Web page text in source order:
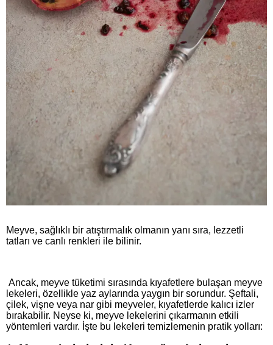
Meyve, sağlıklı bir atıştırmalık olmanın yanı sıra, lezzetli
tatları ve canlı renkleri ile bilinir.
Ancak, meyve tüketimi sırasında kıyafetlere bulaşan meyve
lekeleri, özellikle yaz aylarında yaygın bir sorundur. Şeftali,
çilek, vişne veya nar gibi meyveler, kıyafetlerde kalıcı izler
bırakabilir. Neyse ki, meyve lekelerini çıkarmanın etkili
yöntemleri vardır. İşte bu lekeleri temizlemenin pratik yolları: